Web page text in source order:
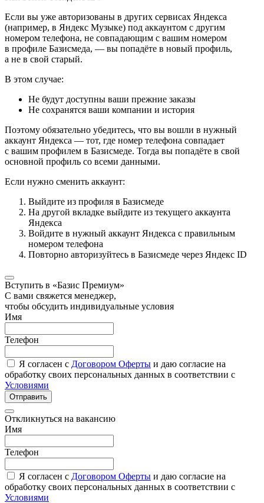
Если вы уже авторизованы в других сервисах Яндекса
(например, в Яндекс Музыке) под аккаунтом с другим
номером телефона, не совпадающим с вашим номером
в профиле Базисмеда, — вы попадёте в новый профиль,
а не в свой старый.
В этом случае:
Не будут доступны ваши прежние заказы
Не сохранятся ваши компании и история
Поэтому обязательно убедитесь, что вы вошли в нужный
аккаунт Яндекса — тот, где номер телефона совпадает
с вашим профилем в Базисмеде. Тогда вы попадёте в свой
основной профиль со всеми данными.
Если нужно сменить аккаунт:
Выйдите из профиля в Базисмеде
На другой вкладке выйдите из текущего аккаунта
Яндекса
Войдите в нужный аккаунт Яндекса с правильным
номером телефона
Повторно авторизуйтесь в Базисмеде через Яндекс ID
Вступить в «Базис Премиум»
С вами свяжется менеджер,
чтобы обсудить индивидуальные условия
Имя
Телефон
Я согласен с Договором Оферты и даю согласие на
обработку своих персональных данных в соответствии с
Условиями
Отправить
Откликнуться на вакансию
Имя
Телефон
Я согласен с Договором Оферты и даю согласие на
обработку своих персональных данных в соответствии с
Условиями